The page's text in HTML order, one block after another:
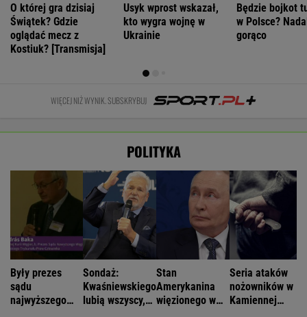
O której gra dzisiaj
Świątek? Gdzie
oglądać mecz z
Kostiuk? [Transmisja]
Usyk wprost wskazał,
kto wygra wojnę w
Ukrainie
Będzie bojkot
w Polsce?
gorąco
WIĘCEJ NIŻ WYNIK. SUBSKRYBUJ
POLITYKA
Były prezes
sądu
najwyższego
Sondaż:
Kwaśniewskiego
lubią wszyscy,
Stan
Amerykanina
więzionego w
Seria ataków
nożowników w
Kamiennej